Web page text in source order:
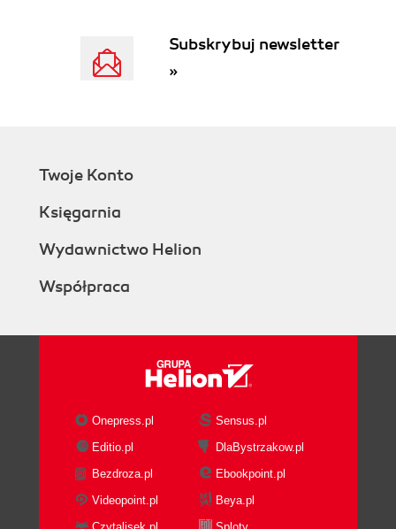
Subskrybuj newsletter
»
Twoje Konto
Księgarnia
Wydawnictwo Helion
Współpraca
Onepress.pl
Sensus.pl
Editio.pl
DlaBystrzakow.pl
Bezdroza.pl
Ebookpoint.pl
Videopoint.pl
Beya.pl